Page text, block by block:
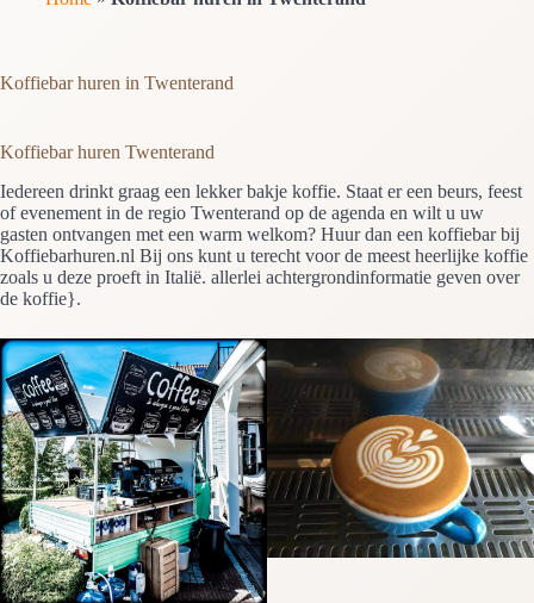
Koffiebar huren in Twenterand
Koffiebar huren Twenterand
Iedereen drinkt graag een lekker bakje koffie. Staat er een beurs, feest
of evenement in de regio Twenterand op de agenda en wilt u uw
gasten ontvangen met een warm welkom? Huur dan een koffiebar bij
Koffiebarhuren.nl Bij ons kunt u terecht voor de meest heerlijke koffie
zoals u deze proeft in Italië. allerlei achtergrondinformatie geven over
de koffie}.